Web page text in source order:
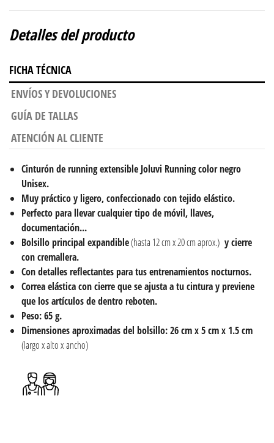
Detalles del producto
FICHA TÉCNICA
ENVÍOS Y DEVOLUCIONES
GUÍA DE TALLAS
ATENCIÓN AL CLIENTE
Cinturón de running extensible Joluvi Running color negro
Unisex.
Muy práctico y ligero, confeccionado con tejido elástico.
Perfecto para llevar cualquier tipo de móvil, llaves,
documentación...
Bolsillo principal expandible(hasta 12 cm x 20 cm aprox.) y cierre
con cremallera.
Con detalles reflectantes para tus entrenamientos nocturnos.
Correa elástica con cierre que se ajusta a tu cintura y previene
que los artículos de dentro reboten.
Peso: 65 g.
Dimensiones aproximadas del bolsillo: 26 cm x 5 cm x 1.5 cm
(largo x alto x ancho)